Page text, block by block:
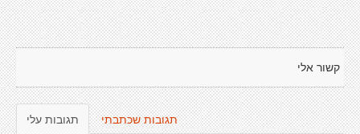
קשור אלי
תגובות עלי תגובות שכתבתי